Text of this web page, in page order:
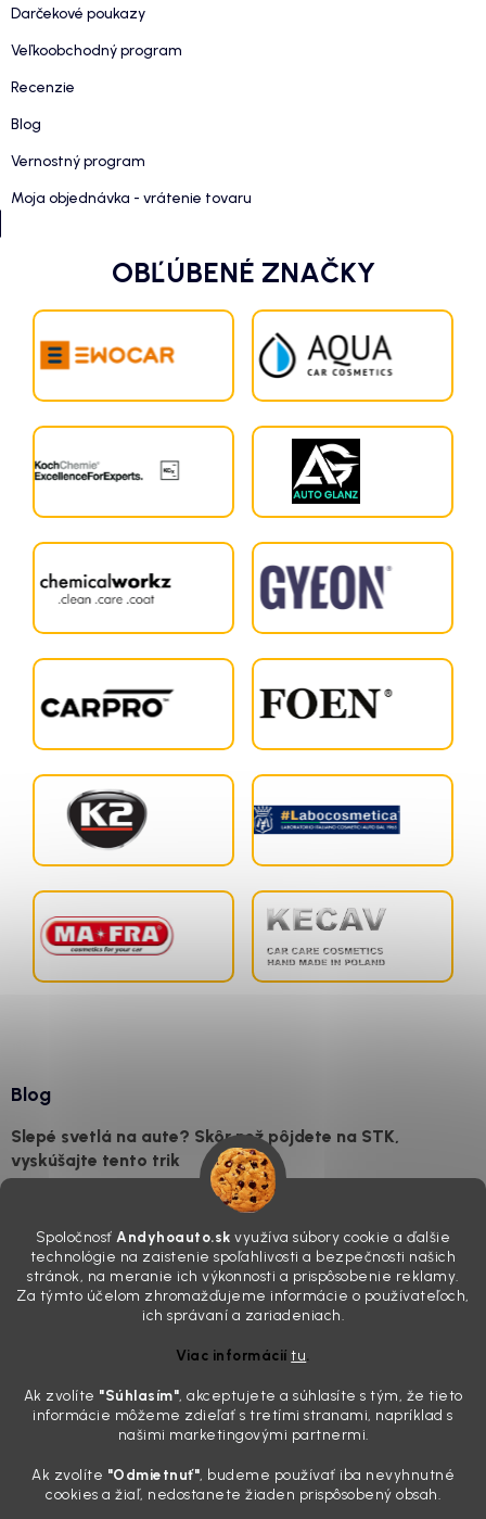
Spoločnosť Andyhoauto.sk využíva súbory cookie a ďalšie
technológie na zaistenie spoľahlivosti a bezpečnosti našich
stránok, na meranie ich výkonnosti a prispôsobenie reklamy.
Za týmto účelom zhromažďujeme informácie o používateľoch,
ich správaní a zariadeniach.
Viac informáciítu.
Ak zvolíte "Súhlasím", akceptujete a súhlasíte s tým, že tieto
informácie môžeme zdieľať s tretími stranami, napríklad s
našimi marketingovými partnermi.
Ak zvolíte "Odmietnuť", budeme používať iba nevyhnutné
cookies a žiaľ, nedostanete žiaden prispôsobený obsah.
Darčekové poukazy
Veľkoobchodný program
Recenzie
Blog
Vernostný program
Moja objednávka - vrátenie tovaru
OBĽÚBENÉ ZNAČKY
Blog
Slepé svetlá na aute? Skôr než pôjdete na STK,
vyskúšajte tento trik
skutočnosti je? Často za to môžu práve „slepé“ svetlomety. Ten
mliečny, drsný povrch nie je len estetická vada. Keď slnko a soľ urobia
svoje, plexisklo začne svetlo rozptyľovať namiesto to...
Zabudnite na handru. Ak chcete mať auto naozaj čisté,
Poznáte ten moment. Vonku svieti slnko, vy sedíte v čerstvo
„upratanom“ aute, no pri pohľade na palubnú dosku vás ide poraziť. V
mriežkach ventilácie, okolo tlačidiel a v švíkoch sedačiek na vás stále
drzo pozerá prach. Handra ani vysávač tam jednodu...
Detailing nemusí stáť výplatu: 5 kúskov autokozmetiky,